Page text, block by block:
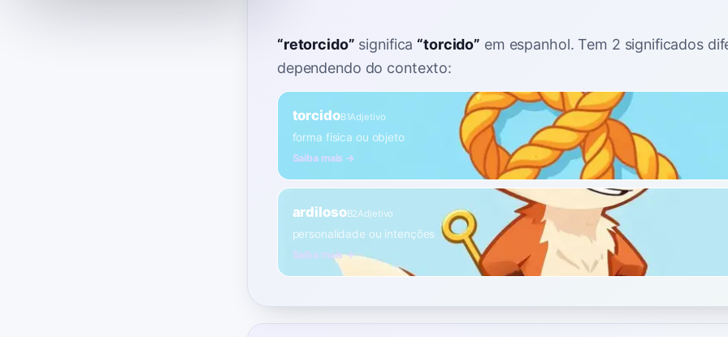
“retorcido” significa “torcido” em espanhol. Tem 2 significados
dependendo do contexto:
torcidoB1Adjetivo
forma física ou objeto
Saiba mais →
ardilosoB2Adjetivo
personalidade ou intenções
Saiba mais →